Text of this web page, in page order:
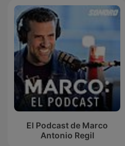
El Podcast de Marco
Antonio Regil